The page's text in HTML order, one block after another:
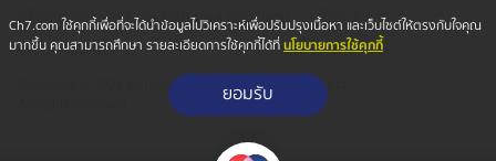
ติดตามONE ChampionshipและONE ลุมพินี
https://www.facebook.com/Ch7HD
นโยบายคุ้มครองข้อมูลส่วนบุคคล (ออนไลน์) · นโยบายคุกกี้ ·
รับเรื่องร้องเรียน
Copyright © 2026 Bangkok Broadcasting & T.V. Co.,Ltd.
Ch7.com ใช้คุกกี้เพื่อที่จะได้นำข้อมูลไปวิเคราะห์เพื่อปรับปรุงเนื้อหา และเว็บไซต์ให้ตรงกับใจคุณ
มากขึ้น คุณสามารถศึกษา รายละเอียดการใช้คุกกี้ได้ที่นโยบายการใช้คุกกี้
ยอมรับ